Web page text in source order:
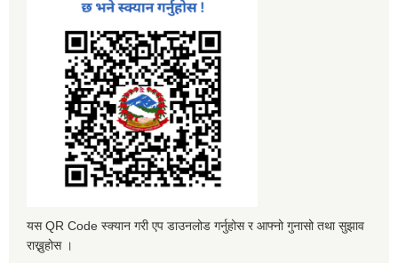
यस QR Code स्क्यान गरी एप डाउनलोड गर्नुहोस र आफ्नो गुनासो तथा सुझाव
राख्नुहोस ।